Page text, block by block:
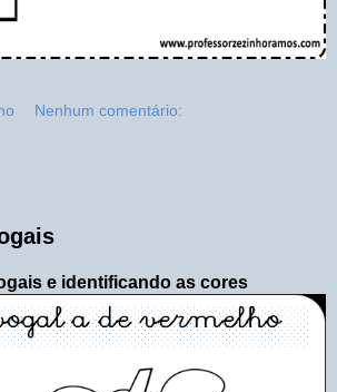
Nenhum comentário:
e identificando as cores